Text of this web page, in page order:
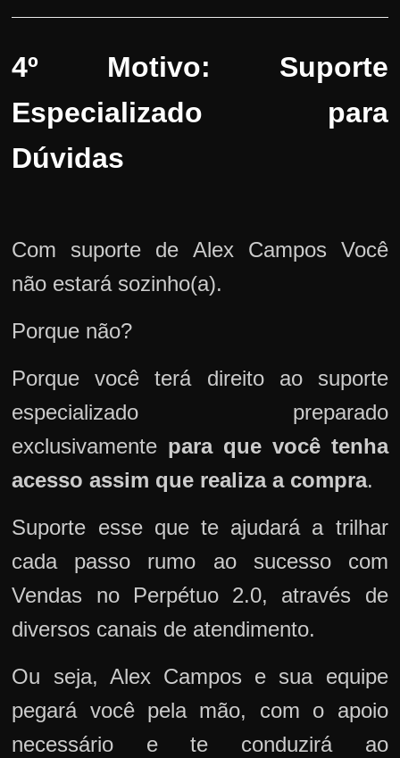
4º Motivo: Suporte
Especializado para
Dúvidas
Com suporte de Alex Campos Você
não estará sozinho(a).
Porque não?
Porque você terá direito ao suporte
especializado preparado
exclusivamente para que você tenha
acesso assim que realiza a compra.
Suporte esse que te ajudará a trilhar
cada passo rumo ao sucesso com
Vendas no Perpétuo 2.0, através de
diversos canais de atendimento.
Ou seja, Alex Campos e sua equipe
pegará você pela mão, com o apoio
necessário e te conduzirá ao